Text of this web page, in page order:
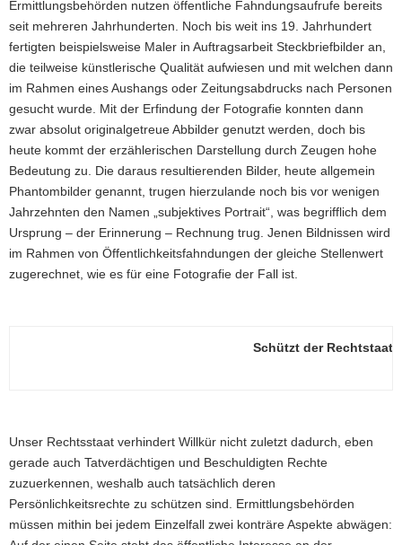
i
o
n
Ermittlungsbehörden nutzen öffentliche Fahndungsaufrufe bereits
seit mehreren Jahrhunderten. Noch bis weit ins 19. Jahrhundert
fertigten beispielsweise Maler in Auftragsarbeit Steckbriefbilder an,
die teilweise künstlerische Qualität aufwiesen und mit welchen dann
im Rahmen eines Aushangs oder Zeitungsabdrucks nach Personen
gesucht wurde. Mit der Erfindung der Fotografie konnten dann
zwar absolut originalgetreue Abbilder genutzt werden, doch bis
heute kommt der erzählerischen Darstellung durch Zeugen hohe
Bedeutung zu. Die daraus resultierenden Bilder, heute allgemein
Phantombilder genannt, trugen hierzulande noch bis vor wenigen
Jahrzehnten den Namen „subjektives Portrait“, was begrifflich dem
Ursprung – der Erinnerung – Rechnung trug. Jenen Bildnissen wird
im Rahmen von Öffentlichkeitsfahndungen der gleiche Stellenwert
zugerechnet, wie es für eine Fotografie der Fall ist.
Schützt der Rechtstaat
Unser Rechtsstaat verhindert Willkür nicht zuletzt dadurch, eben
gerade auch Tatverdächtigen und Beschuldigten Rechte
zuzuerkennen, weshalb auch tatsächlich deren
Persönlichkeitsrechte zu schützen sind. Ermittlungsbehörden
müssen mithin bei jedem Einzelfall zwei konträre Aspekte abwägen: